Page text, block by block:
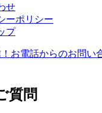
せ
ーポリシー
プ
質問